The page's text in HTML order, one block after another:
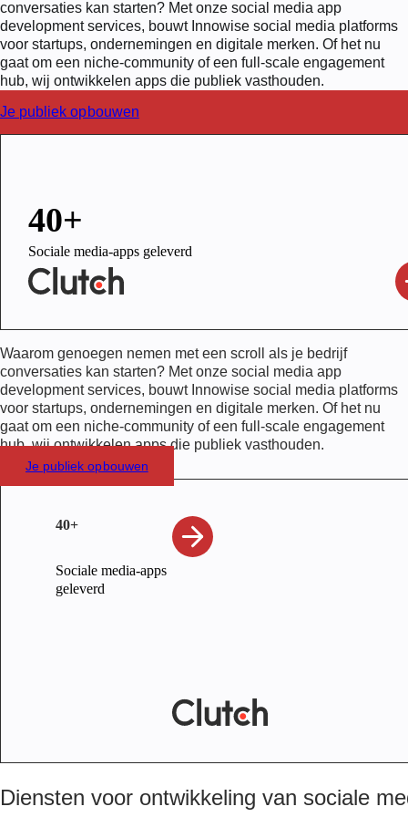
conversaties kan starten? Met onze social media app
development services, bouwt Innowise social media platforms
voor startups, ondernemingen en digitale merken. Of het nu
gaat om een niche-community of een full-scale engagement
hub, wij ontwikkelen apps die publiek vasthouden.
Je publiek opbouwen
40+
Sociale media-apps geleverd
Waarom genoegen nemen met een scroll als je bedrijf
conversaties kan starten? Met onze social media app
development services, bouwt Innowise social media platforms
voor startups, ondernemingen en digitale merken. Of het nu
gaat om een niche-community of een full-scale engagement
hub, wij ontwikkelen apps die publiek vasthouden.
Je publiek opbouwen
40+
Sociale media-apps
geleverd
Diensten voor ontwikkeling van sociale